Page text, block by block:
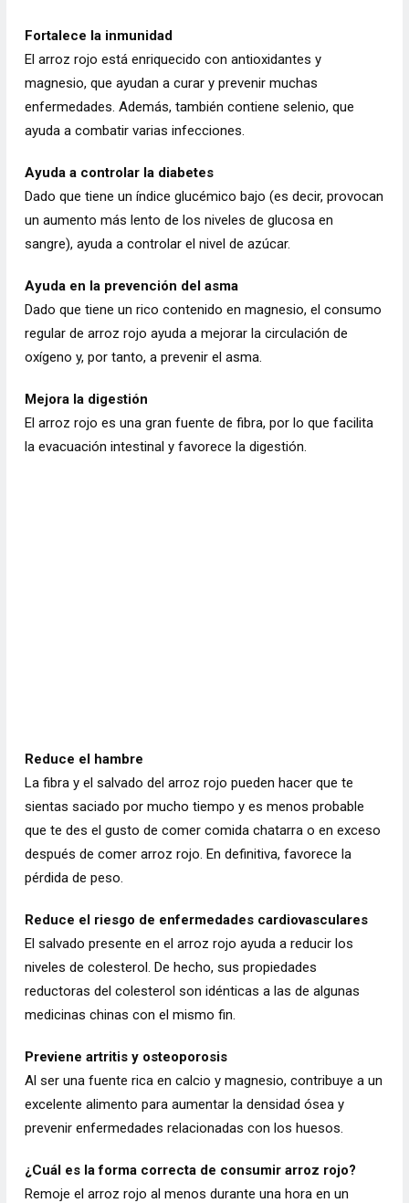
Fortalece la inmunidad
El arroz rojo está enriquecido con antioxidantes y
magnesio, que ayudan a curar y prevenir muchas
enfermedades. Además, también contiene selenio, que
ayuda a combatir varias infecciones.
Ayuda a controlar la diabetes
Dado que tiene un índice glucémico bajo (es decir, provocan
un aumento más lento de los niveles de glucosa en
sangre), ayuda a controlar el nivel de azúcar.
Ayuda en la prevención del asma
Dado que tiene un rico contenido en magnesio, el consumo
regular de arroz rojo ayuda a mejorar la circulación de
oxígeno y, por tanto, a prevenir el asma.
Mejora la digestión
El arroz rojo es una gran fuente de fibra, por lo que facilita
la evacuación intestinal y favorece la digestión.
Reduce el hambre
La fibra y el salvado del arroz rojo pueden hacer que te
sientas saciado por mucho tiempo y es menos probable
que te des el gusto de comer comida chatarra o en exceso
después de comer arroz rojo. En definitiva, favorece la
pérdida de peso.
Reduce el riesgo de enfermedades cardiovasculares
El salvado presente en el arroz rojo ayuda a reducir los
niveles de colesterol. De hecho, sus propiedades
reductoras del colesterol son idénticas a las de algunas
medicinas chinas con el mismo fin.
Previene artritisy osteoporosis
Al ser una fuente rica en calcio y magnesio, contribuye a un
excelente alimento para aumentar la densidad ósea y
prevenir enfermedades relacionadas con los huesos.
¿Cuál es la forma correcta de consumir arroz rojo?
Remoje el arroz rojo al menos durante una hora en un